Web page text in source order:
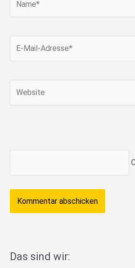
Mail-
Das sind wir: